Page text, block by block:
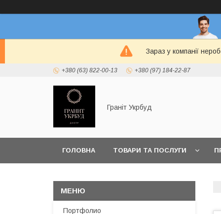
Зараз у компанії
+380 (63) 822-00-13 +380 (97) 184-22-87
Граніт Укрбуд
ГОЛОВНА ТОВАРИ ТА ПОСЛУГИ
Портфолио